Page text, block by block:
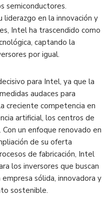
semiconductores.
en la innovación y
Intel ha trascendido como
captando la
por igual.
para Intel, ya que la
audaces para
creciente competencia en
artificial, los centros de
un enfoque renovado en
de su oferta
de fabricación, Intel
los inversores que buscan
sólida, innovadora y
sostenible.